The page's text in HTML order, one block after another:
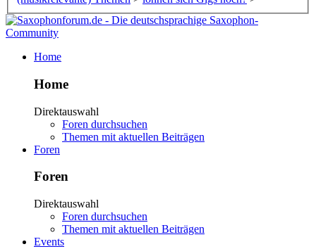
Home
Home
Direktauswahl
Foren durchsuchen
Themen mit aktuellen Beiträgen
Foren
Foren
Direktauswahl
Foren durchsuchen
Themen mit aktuellen Beiträgen
Events